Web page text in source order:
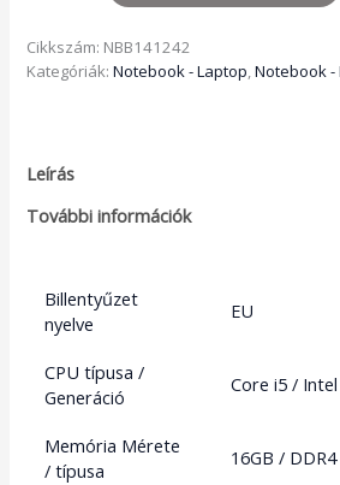
Cikkszám: NBB141242
Kategóriák:Notebook - Laptop,Notebook
Leírás
További információk
Billentyűzet
nyelve
EU
CPU típusa /
Generáció
Core i5 / Intel
Memória Mérete
/ típusa
16GB / DDR4